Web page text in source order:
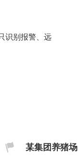
识别报警、远
某集团养猪场